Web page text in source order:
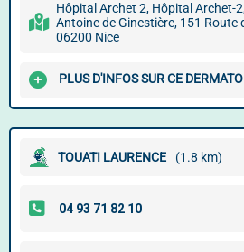
Hôpital Archet 2, Hôpital Archet-
Antoine de Ginestière, 151 Route
06200 Nice
PLUS D'INFOS SUR CE
TOUATI LAURENCE (1.8 km)